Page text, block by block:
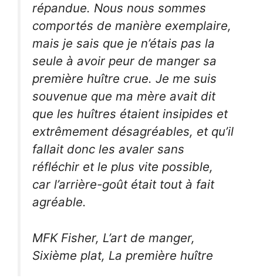
répandue. Nous nous sommes
comportés de manière exemplaire,
mais je sais que je n’étais pas la
seule à avoir peur de manger sa
première huître crue. Je me suis
souvenue que ma mère avait dit
que les huîtres étaient insipides et
extrêmement désagréables, et qu’il
fallait donc les avaler sans
réfléchir et le plus vite possible,
car l’arrière-goût était tout à fait
agréable.
MFK Fisher, L’art de manger,
Sixième plat, La première huître